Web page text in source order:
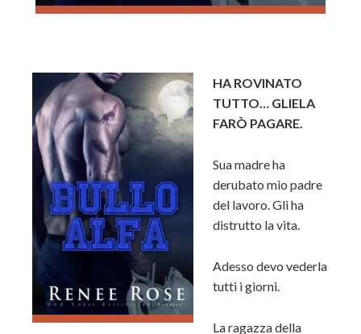
HA ROVINATO
TUTTO… GLIELA
FARÒ PAGARE.
Sua madre ha
derubato mio padre
del lavoro. Gli ha
distrutto la vita.
Adesso devo vederla
tutti i giorni.
La ragazza della